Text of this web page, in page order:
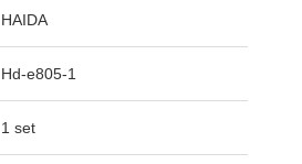
HAIDA
Hd-e805-1
1 set